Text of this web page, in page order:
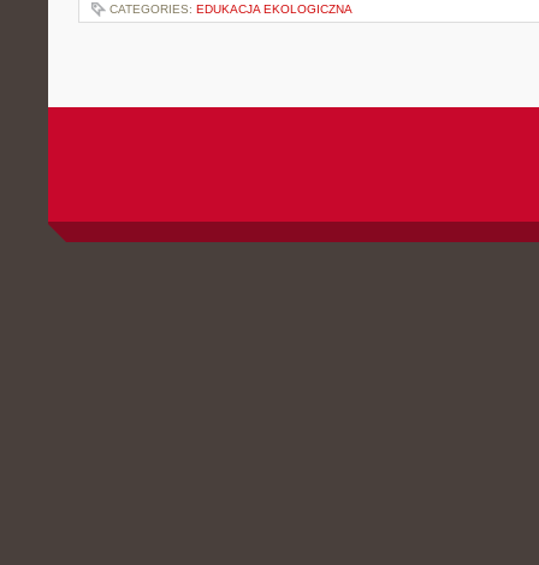
CATEGORIES: EDUKACJA EKOLOGICZNA